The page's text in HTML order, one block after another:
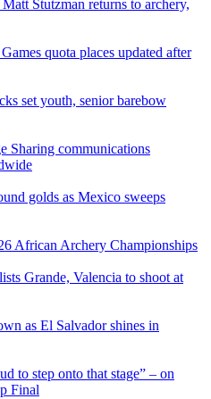
Stutzman returns to archery,
quota places updated after
set youth, senior barebow
Sharing communications
golds as Mexico sweeps
African Archery Championships
Grande, Valencia to shoot at
as El Salvador shines in
to step onto that stage” – on
Final